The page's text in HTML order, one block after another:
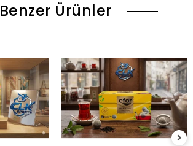
Benzer Ürünler